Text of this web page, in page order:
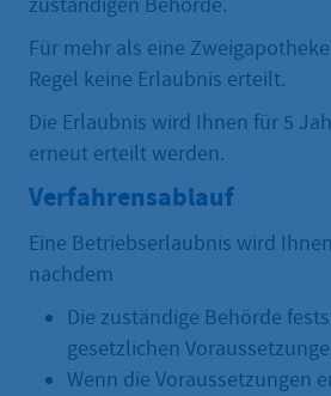
zuständigen Behörde.
Für mehr als eine
Regel keine Erlaubnis erteilt.
Die Erlaubnis wird Ihnen für 5
erneut erteilt werden.
Verfahrensablauf
Eine Betriebserlaubnis wird
nachdem
Die zuständige Behörde
gesetzlichen
Wenn die Voraussetzungen